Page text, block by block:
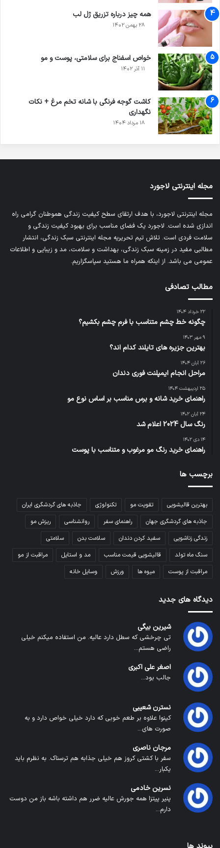
همه چیز درباره تزریق ژل لب
۲۸ بهمن ۱۴۰۲
خواص اسفناج برای سلامتی، پوست و مو
۱۱ آذر ۱۴۰۲
کاشت گوجه فرنگی با شانه تخم مرغ + نکات
نگهداری
۱۸ مرداد ۱۴۰۴
مجله اینترنتی لاجورد
مجله اینترنتی لاجورد، با هدف ارتقای سطح کیفیت زندگی هموطنان گرامی راه
اندازی شده است. لاجورد یک فضای مناسب برای بهبود کیفیت زندگی و
سلامت فردی است. تلاش تیم تحریریه مجله اینترنتی سبک زندگی، انتشار
مطالبی مفید در زمینه سبک زندگی، بهداشت و سلامت، مد و زیبایی و اطلاعات
عمومی می باشد. از اینکه همراه ما هستید سپاسگزاریم.
مطالب تصادفی
۲۲ خرداد ۱۴۰۴
چگونه خط چشم متناسب با فرم چشم بکشیم؟
۹ مهر ۱۴۰۳
بهترین جزیره های تایلند کدام اند؟
۲۶ آبان ۱۴۰۴
مراحل انجام ایمپلنت فوری دندان
۲۵ اردیبهشت ۱۴۰۴
راهنمای خرید شانه و برس مناسب بر اساس نوع مو
۲۴ آبان ۱۴۰۲
رنگ سال 2024 اعلام شد
۱۴ دی ۱۴۰۲
راهنمای خرید رنگ مو مرغوب و متناسب با پوست
برچسب ها
بهترین قالیشویی تقویت مو تکنولوژی
جاذبه های گردشگری ایران
جاذبه های گردشگری جهان
راهنمای سفر روانشناسی
ریزش مو
زندگی زناشویی
سفید کردن دندان سلامت بدن
سلامتی
سنگ ماه تولد
قالیشویی قیمت مناسب مد و استایل
مراقبت از مو
مراقبت از پوست
میوه ها ورزش وسایل خانه
دیدگاه های جدید
شیرین بیگی
تی چرخشی که سطل دارد عالیه. من استفاده میکنم خیلی
راضی هستم...
اصغر علی اکبری
جالب بود...
نسترن شعیبی
کینوا علاوه بر طعم خوبی که دارد خیلی خواص دارد و به
صورت های...
مرجان ناصری
سفر با کشتی کروز هم خیلی جذابه هم ترسناک. به نظرم باید
یکبار...
نسرین خادمی
پنیر پیتزا همه جورش عالیه ضرر هم داشته باشه باز من دوست
دارم...